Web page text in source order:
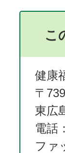
こ
健康
〒
東広
電話
ファ